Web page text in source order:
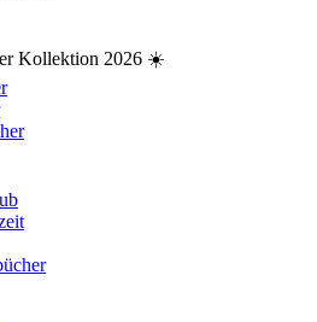
Kollektion 2026 ☀️